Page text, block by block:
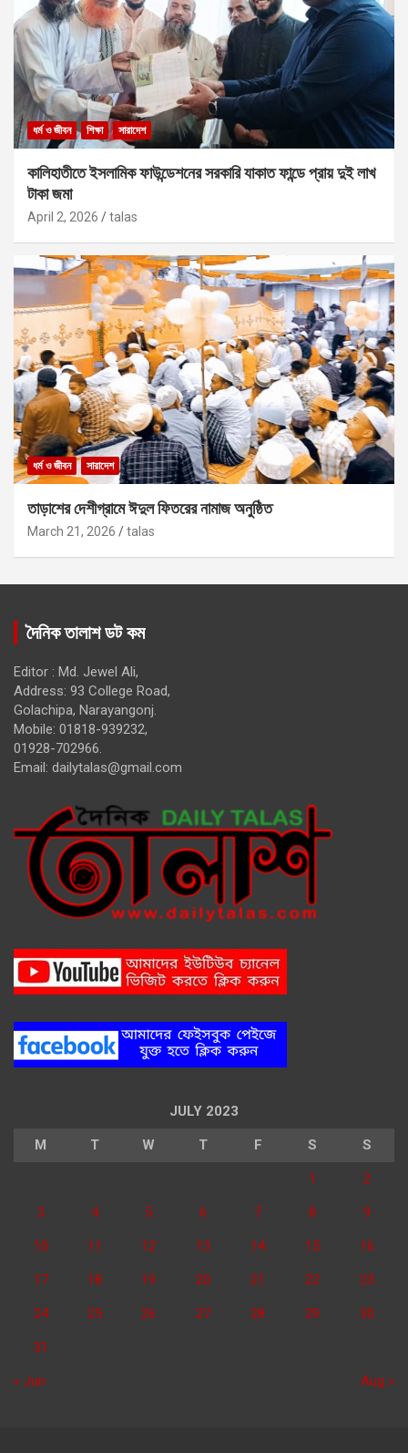
ধর্ম ও জীবন শিক্ষা সারাদেশ
কালিহাতীতে ইসলামিক ফাউন্ডেশনের সরকারি যাকাত ফান্ডে প্রায় দুই লাখ
টাকা জমা
April 2, 2026 talas
ধর্ম ও জীবন সারাদেশ
তাড়াশের দেশীগ্রামে ঈদুল ফিতরের নামাজ অনুষ্ঠিত
March 21, 2026 talas
দৈনিক তালাশ ডট কম
Editor : Md. Jewel Ali,
Address: 93 College Road,
Golachipa, Narayangonj.
Mobile: 01818-939232,
01928-702966.
Email: dailytalas@gmail.com
JULY 2023
M T W T F S S
1 2
3 4 5 6 7 8 9
10 11 12 13 14 15 16
17 18 19 20 21 22 23
24 25 26 27 28 29 30
31
« Jun Aug »